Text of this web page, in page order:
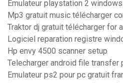
Emulateur playstation 2
Mp3 gratuit music télécharger
Traktor dj gratuit télécharger for
Logiciel reparation registre
Hp envy 4500 scanner setup
Telecharger android file transfer
Emulateur ps2 pour pc gratuit